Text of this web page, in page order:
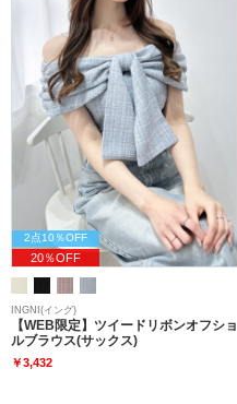
2点10％OFF
20％OFF
INGNI(イング)
【WEB限定】ツイードリボンオフショ
ルブラウス(サックス)
￥3,432